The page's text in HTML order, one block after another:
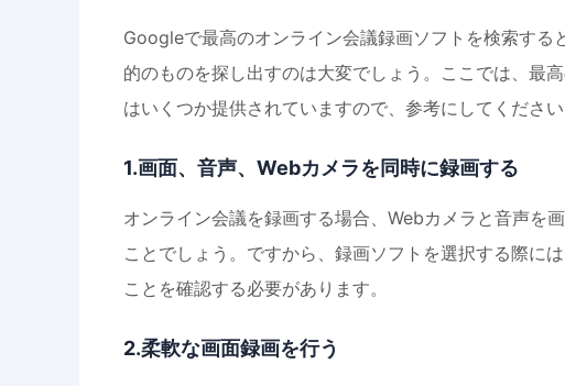
Googleで最高のオンライン会議録画ソフトを検索する
的のものを探し出すのは大変でしょう。ここでは、最
はいくつか提供されていますので、参考にしてください
1.画面、音声、Webカメラを同時に録画する
オンライン会議を録画する場合、Webカメラと音声を
ことでしょう。ですから、録画ソフトを選択する際に
ことを確認する必要があります。
2.柔軟な画面録画を行う